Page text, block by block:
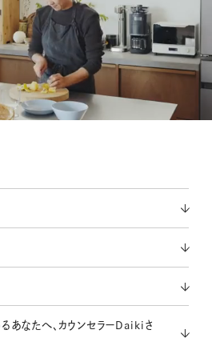
るあなたへ、カウンセラーDaikiさ